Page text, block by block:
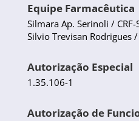
Equipe Farmacêutica
Silmara Ap. Serinoli / CRF-
Silvio Trevisan Rodrigues /
Autorização Especial
1.35.106-1
Autorização de